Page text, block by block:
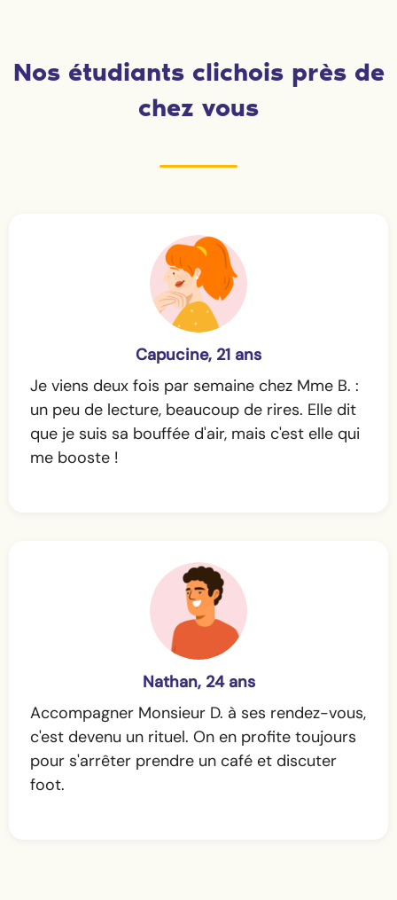
Nos étudiants clichois près de
chez vous
Capucine, 21 ans
Je viens deux fois par semaine chez Mme B. :
un peu de lecture, beaucoup de rires. Elle dit
que je suis sa bouffée d'air, mais c'est elle qui
me booste !
Nathan, 24 ans
Accompagner Monsieur D. à ses rendez-vous,
c'est devenu un rituel. On en profite toujours
pour s'arrêter prendre un café et discuter
foot.